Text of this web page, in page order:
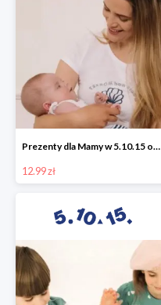
Prezenty dla Mamy w 5.10.15 od 12,99 zł
12.99 zł